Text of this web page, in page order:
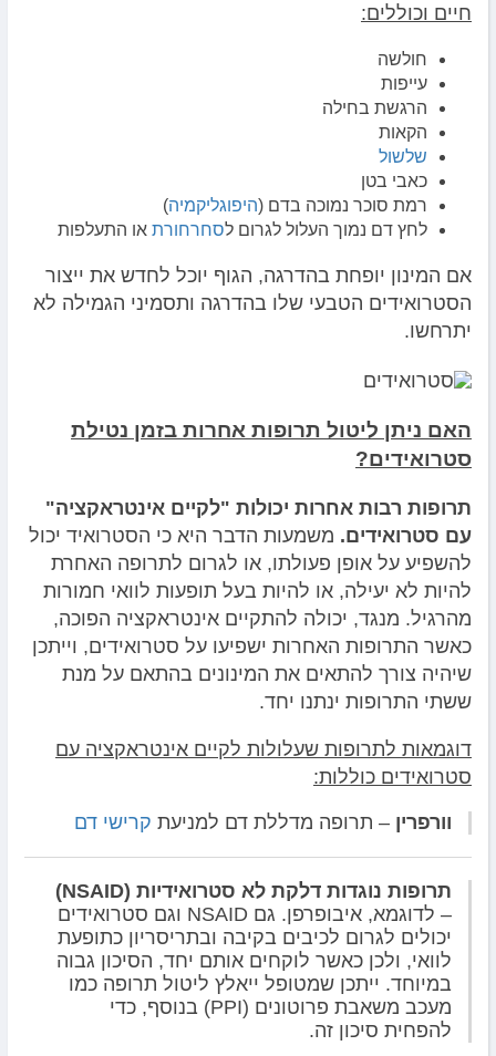
חיים וכוללים:
חולשה
עייפות
הרגשת בחילה
הקאות
שלשול
כאבי בטן
רמת סוכר נמוכה בדם (היפוגליקמיה)
לחץ דם נמוך העלול לגרום לסחרחורת או התעלפות
אם המינון יופחת בהדרגה, הגוף יוכל לחדש את ייצור
הסטרואידים הטבעי שלו בהדרגה ותסמיני הגמילה לא
יתרחשו.
האם ניתן ליטול תרופות אחרות בזמן נטילת
סטרואידים?
תרופות רבות אחרות יכולות "לקיים אינטראקציה"
עם סטרואידים. משמעות הדבר היא כי הסטרואיד יכול
להשפיע על אופן פעולתו, או לגרום לתרופה האחרת
להיות לא יעילה, או להיות בעל תופעות לוואי חמורות
מהרגיל. מנגד, יכולה להתקיים אינטראקציה הפוכה,
כאשר התרופות האחרות ישפיעו על סטרואידים, וייתכן
שיהיה צורך להתאים את המינונים בהתאם על מנת
ששתי התרופות ינתנו יחד.
דוגמאות לתרופות שעלולות לקיים אינטראקציה עם
סטרואידים כוללות:
וורפרין – תרופה מדללת דם למניעת קרישי דם
תרופות נוגדות דלקת לא סטרואידיות (NSAID
)
– לדוגמא, איבופרפן. גם NSAID וגם סטרואידים
יכולים לגרום לכיבים בקיבה ובתריסריון כתופעת
לוואי, ולכן כאשר לוקחים אותם יחד, הסיכון גבוה
במיוחד. ייתכן שמטופל ייאלץ ליטול תרופה כמו
מעכב משאבת פרוטונים (PPI) בנוסף, כדי
להפחית סיכון זה.